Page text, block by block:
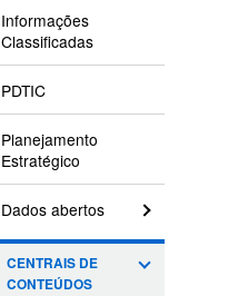
Informações
Classificadas
PDTIC
Planejamento
Estratégico
Dados abertos
CENTRAIS DE
CONTEÚDOS